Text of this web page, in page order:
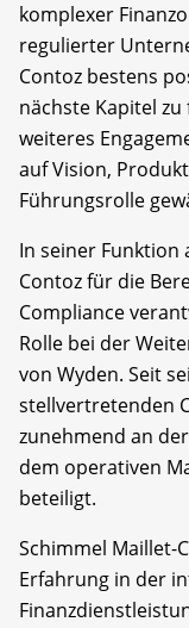
komplexer
regulierter
Contoz bestens
nächste Kapitel
weiteres
auf Vision,
Führungsrolle
In seiner Funktion
Contoz für die
Compliance
Rolle bei der
von Wyden. Seit
stellvertretenden
zunehmend an
dem operativen
beteiligt.
Schimmel Maillet-
Erfahrung in der